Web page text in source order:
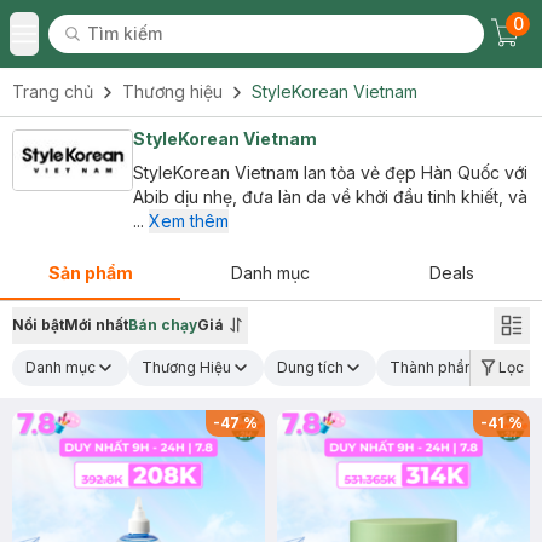
Toggle Menu
Tìm kiếm
Tìm kiếm
0
Trang chủ Thương hiệu StyleKorean Vietnam
StyleKorean Vietnam
StyleKorean Vietnam lan tỏa vẻ đẹp Hàn Quốc với
Abib dịu nhẹ, đưa làn da về khởi đầu tinh khiết, và
... Xem thêm
Sản phẩm Danh mục Deals
Nổi bậtMới nhấtBán chạyGiá
Danh mục Thương Hiệu Dung tích Thành phần nổi bật
Lọc
-47% -41%